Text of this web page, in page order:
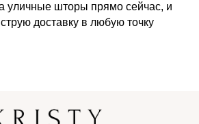
уличные шторы прямо сейчас, и
доставку в любую точку